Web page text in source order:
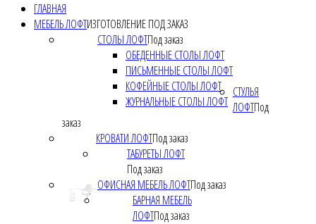
ГЛАВНАЯ
МЕБЕЛЬ ЛОФТИЗГОТОВЛЕНИЕ ПОД ЗАКАЗ
СТОЛЫ ЛОФТПод заказ
ОБЕДЕННЫЕ СТОЛЫ ЛОФТ
ПИСЬМЕННЫЕ СТОЛЫ ЛОФТ
КОФЕЙНЫЕ СТОЛЫ ЛОФТ
ЖУРНАЛЬНЫЕ СТОЛЫ ЛОФТ
СТУЛЬЯ
ЛОФТПод
заказ
КРОВАТИ ЛОФТПод заказ
ТАБУРЕТЫ ЛОФТ
Под заказ
ОФИСНАЯ МЕБЕЛЬ ЛОФТПод заказ
БАРНАЯ МЕБЕЛЬ
ЛОФТПод заказ